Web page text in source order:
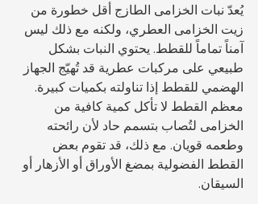
يُعدّ نبات الخزامى الطازج أقل خطورة من
زيت الخزامى العطري، ولكنه مع ذلك ليس
آمناً تماماً للقطط. يحتوي النبات بشكل
طبيعي على مركبات عطرية قد تُهيّج الجهاز
الهضمي للقطط إذا تناولته بكميات كبيرة.
معظم القطط لا تأكل كمية كافية من
الخزامى لتُصاب بتسمم حاد لأن رائحته
وطعمه قويان. مع ذلك، قد تقوم بعض
القطط الفضولية بمضغ الأوراق أو الأزهار أو
السيقان.